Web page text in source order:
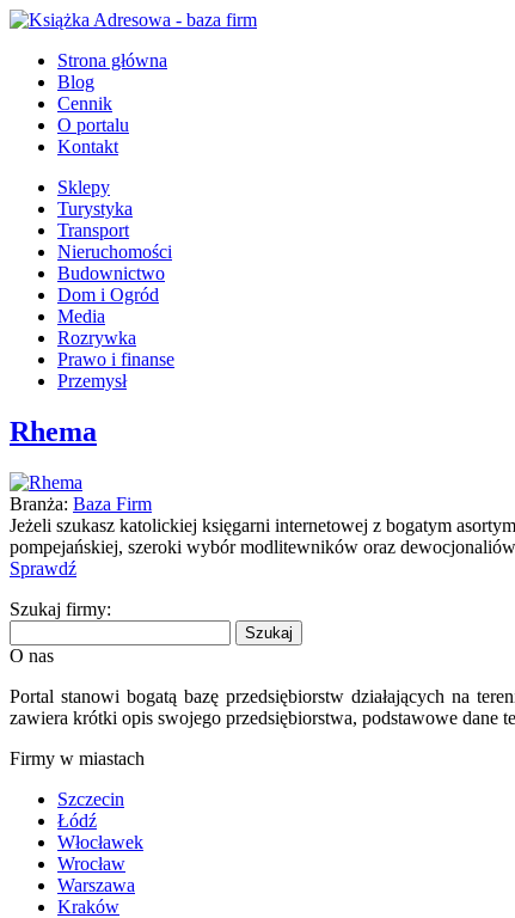
Strona główna
Blog
Cennik
O portalu
Kontakt
Sklepy
Turystyka
Transport
Nieruchomości
Budownictwo
Dom i Ogród
Media
Rozrywka
Prawo i finanse
Przemysł
Rhema
Branża: Baza Firm
Jeżeli szukasz katolickiej księgarni internetowej z bogatym
pompejańskiej, szeroki wybór modlitewników oraz
Sprawdź
Szukaj firmy:
O nas
Portal stanowi bogatą bazę przedsiębiorstw działających na
zawiera krótki opis swojego przedsiębiorstwa, podstawowe dane
Firmy w miastach
Szczecin
Łódź
Włocławek
Wrocław
Warszawa
Kraków